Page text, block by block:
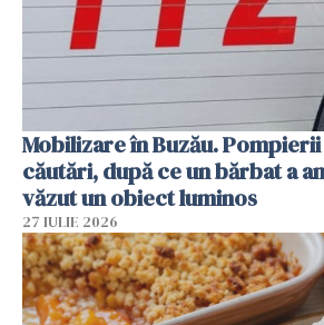
Mobilizare în Buzău.
căutări, după ce un bărbat a
văzut un obiect luminos
27 IULIE 2026